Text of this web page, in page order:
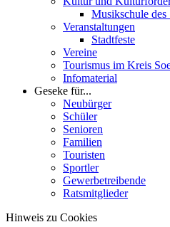
Musikschule
Veranstaltungen
Stadtfeste
Vereine
Tourismus im Kreis
Infomaterial
Geseke für...
Neubürger
Schüler
Senioren
Familien
Touristen
Sportler
Gewerbetreibende
Ratsmitglieder
Hinweis zu Cookies